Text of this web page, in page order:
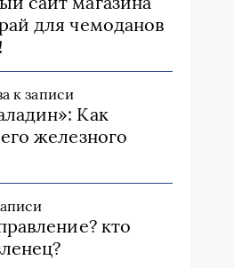
для чемоданов
к записи
Как
железного
кто